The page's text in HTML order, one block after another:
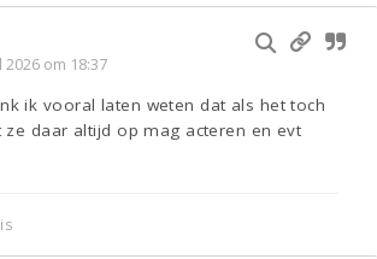
om 18:37
ik vooral laten weten dat als het toch
daar altijd op mag acteren en evt